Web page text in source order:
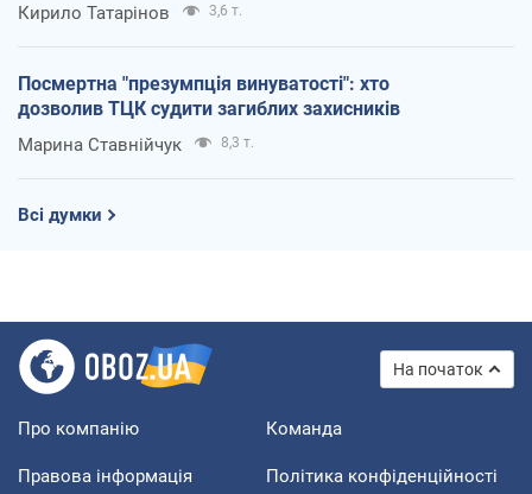
Кирило Татарінов 3,6 т.
Посмертна "презумпція винуватості": хто
дозволив ТЦК судити загиблих захисників
Марина Ставнійчук 8,3 т.
Всі думки
На початок
Про компанію Команда
Правова інформація Політика конфіденційності